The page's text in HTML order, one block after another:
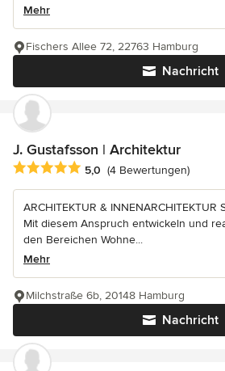
Mehr
Nachricht
Fischers Allee 72, 22763 Hamburg
J. Gustafsson | Architektur
Durchschnittliche Bewertung: 5 von 5
5,0 (4 Bewertungen)
ARCHITEKTUR &
Mit diesem Anspruch entwickeln und
den Bereichen Wohne...
Mehr
Nachricht
Milchstraße 6b, 20148 Hamburg